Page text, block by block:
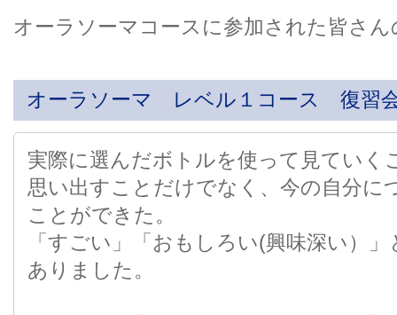
オーラソーマコースに参加された皆さ
オーラソーマ レベル１コース 復習
実際に選んだボトルを使って見ていく
思い出すことだけでなく、今の自分に
ことができた。
「すごい」「おもしろい(興味深い）
ありました。